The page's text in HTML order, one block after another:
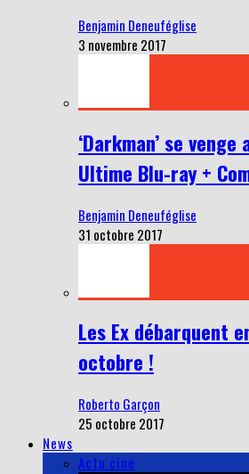
Benjamin Deneuféglise
3 novembre 2017
‘Darkman’ se
Ultime Blu-ray +
Benjamin Deneuféglise
31 octobre 2017
Les Ex débarquent
octobre !
Roberto Garçon
25 octobre 2017
News
Actu cine